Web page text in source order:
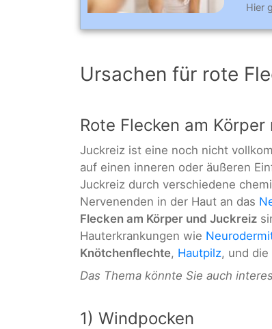
Hier
Ursachen für rote
Rote Flecken am
Juckreiz ist eine noch nicht
auf einen inneren oder äußeren
Juckreiz durch verschiedene
Nervenenden in der Haut an das
Flecken am Körper und Juckreiz
Hauterkrankungen wie
Knötchenflechte, Hautpilz, und die
Das Thema könnte Sie auch
1) Windpocken